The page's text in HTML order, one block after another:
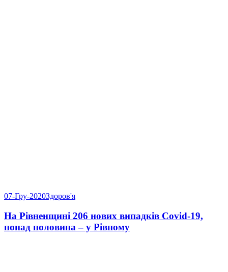
07-Гру-2020Здоров'я
На Рівненщині 206 нових випадків Covid-19,
понад половина – у Рівному